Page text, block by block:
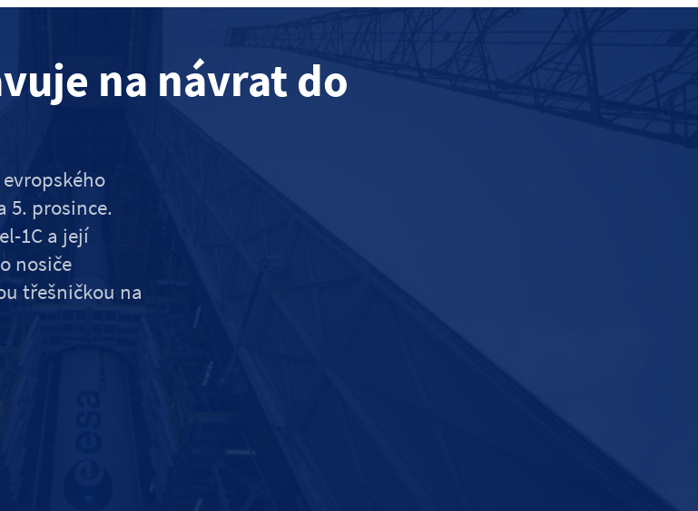
na návrat do
5. prosince.
1C a její
nosiče
třešničkou na